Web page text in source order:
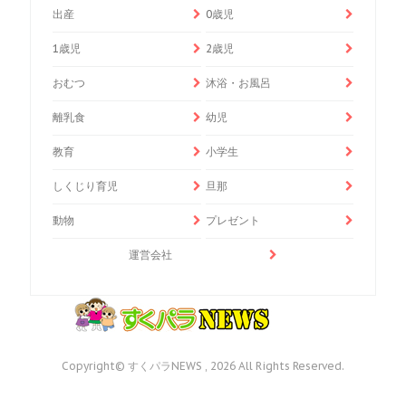
出産 0歳児
1歳児 2歳児
おむつ 沐浴・お風呂
離乳食 幼児
教育 小学生
しくじり育児 旦那
動物 プレゼント
運営会社
Copyright© すくパラNEWS , 2026 All Rights Reserved.